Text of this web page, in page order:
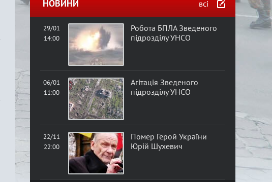
а
р
а
НОВИНИ всі
29/01
14:00
Робота БПЛА Зведеного
підрозділу УНСО
06/01
11:00
Агітація Зведеного
підрозділу УНСО
22/11
22:00
Помер Герой України
Юрій Шухевич